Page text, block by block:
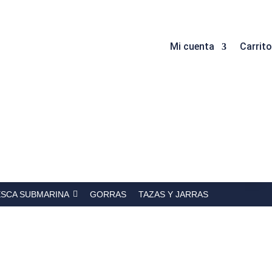
Mi cuenta Carrito
SUBMARINA GORRAS TAZAS Y JARRAS